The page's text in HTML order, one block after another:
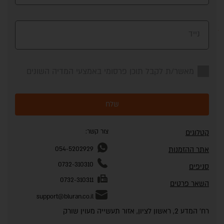
שלח
קטלוגים
אתר ההזמנות
סניפים
השאר פרטים
צור קשר:
054-5202929
0732-310310
0732-310311
support@bluran.co.il
רח' המדע 2, ראשון לציון, אזור תעשייה מעוין שורק